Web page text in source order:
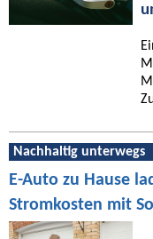
Nachhaltig unterwegs
E-Auto zu Hause
Stromkosten mit